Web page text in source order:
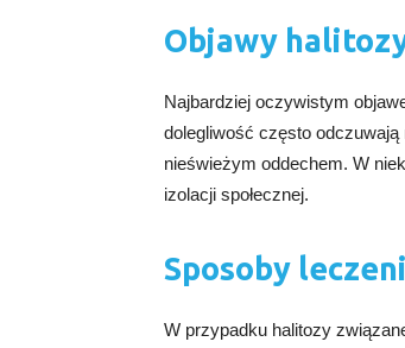
Objawy
Najbardziej oczywistym
dolegliwość często
nieświeżym oddechem. W
izolacji społecznej.
Sposoby
W przypadku halitozy